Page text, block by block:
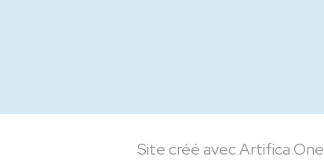
Site créé avec Artifica One